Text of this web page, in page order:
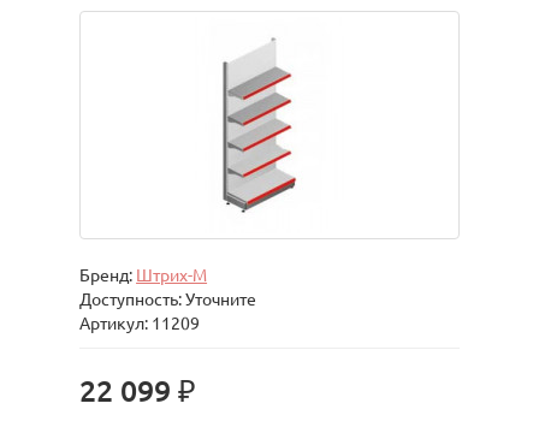
Бренд: Штрих-М
Доступность: Уточните
Артикул: 11209
22 099 ₽